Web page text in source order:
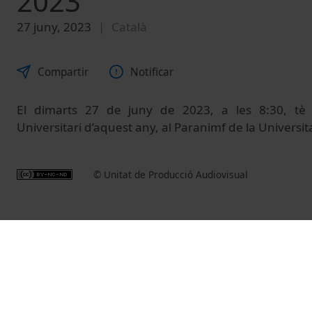
27 juny, 2023 Català
Compartir Notificar
El dimarts 27 de juny de 2023, a les 8:30, tè
Universitari d’aquest any, al Paranimf de la
© Unitat de Producció Audiovisual